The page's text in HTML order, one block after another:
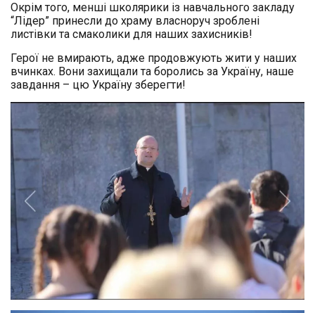
Окрім того, менші школярики із навчального закладу
“Лідер” принесли до храму власноруч зроблені
листівки та смаколики для наших захисників!
Герої не вмирають, адже продовжують жити у наших
вчинках. Вони захищали та боролись за Україну, наше
завдання – цю Україну зберегти!